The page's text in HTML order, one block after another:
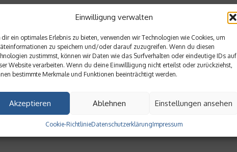
Einwilligung verwalten
dir ein optimales Erlebnis zu bieten, verwenden wir Technologien wie Cookies, um
zu speichern und/oder darauf zuzugreifen. Wenn du diesen
zustimmst, können wir Daten wie das Surfverhalten oder eindeutige IDs auf
Website verarbeiten. Wenn du deine Einwillligung nicht erteilst oder zurückziehst,
bestimmte Merkmale und Funktionen beeinträchtigt werden.
Akzeptieren Ablehnen Einstellungen ansehen
Cookie-RichtlinieDatenschutzerklärungImpressum